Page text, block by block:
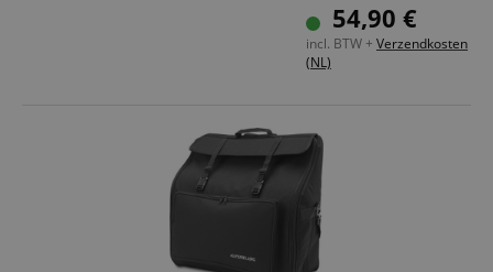
54,90 €
incl. BTW + Verzendkosten
(NL)